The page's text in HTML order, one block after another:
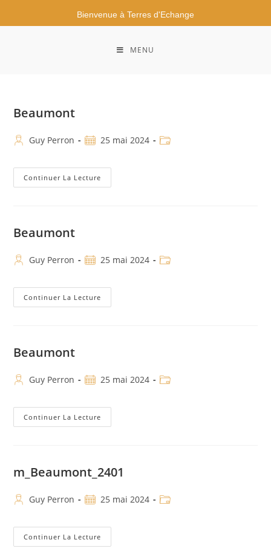
Bienvenue à Terres d'Echange
MENU
Beaumont
Guy Perron 25 mai 2024
Continuer La Lecture
Beaumont
Guy Perron 25 mai 2024
Continuer La Lecture
Beaumont
Guy Perron 25 mai 2024
Continuer La Lecture
m_Beaumont_2401
Guy Perron 25 mai 2024
Continuer La Lecture